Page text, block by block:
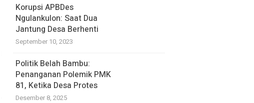
Korupsi APBDes
Ngulankulon: Saat Dua
Jantung Desa Berhenti
September 10, 2023
Politik Belah Bambu:
Penanganan Polemik PMK
81, Ketika Desa Protes
Desember 8, 2025